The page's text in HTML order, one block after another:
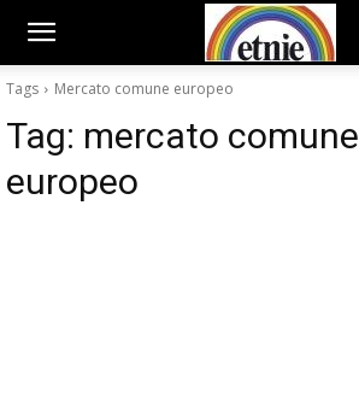
Tags Mercato comune europeo
Tag: mercato comune
europeo